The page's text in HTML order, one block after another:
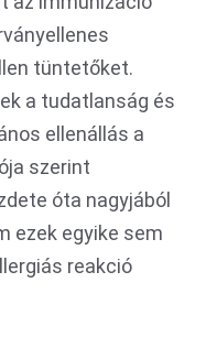
tüntetőket.
a tudatlanság és
ellenállás a
szerint
óta nagyjából
ezek egyike sem
reakció